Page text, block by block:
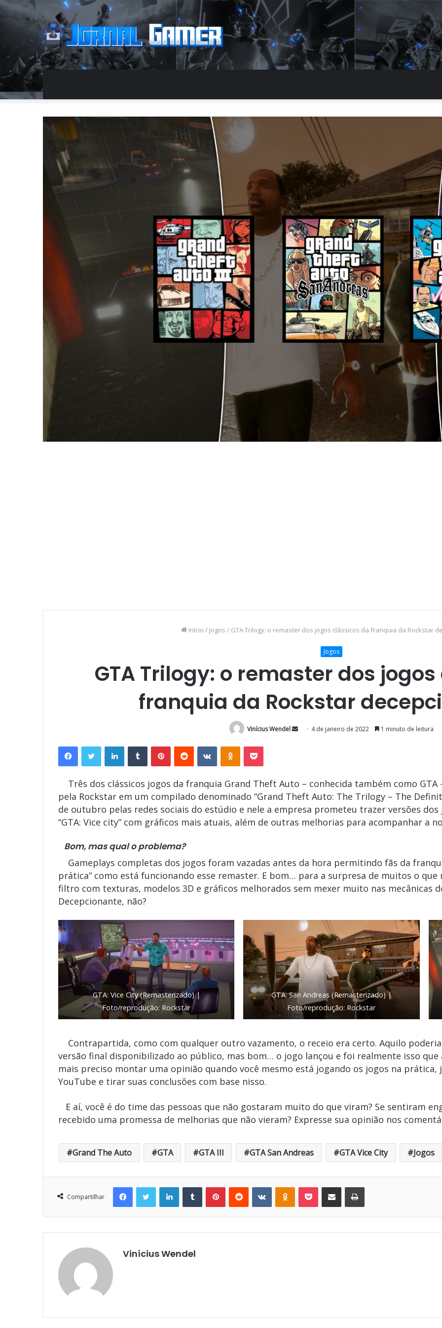
Início / Jogos / GTA Trilogy: o remaster dos jogos clássicos da franquia da Rockstar
Jogos
GTA Trilogy: o remaster dos
franquia da Rockstar
Vinícius Wendel
Mande4 de janeiro de 2022 1 minuto de leitura
FacebookTwitter LinkedinTumblr PinterestReddit VK OK Pocket
Três dos clássicos jogos da franquia Grand Theft Auto – conhecida também como
pela Rockstar em um compilado denominado “Grand Theft Auto: The Trilogy – The
de outubro pelas redes sociais do estúdio e nele a empresa prometeu trazer versões dos
“GTA: Vice city” com gráficos mais atuais, além de outras melhorias para acompanhar a
Bom, mas qual o problema?
Gameplays completas dos jogos foram vazadas antes da hora permitindo fãs da
prática” como está funcionando esse remaster. E bom… para a surpresa de muitos o
filtro com texturas, modelos 3D e gráficos melhorados sem mexer muito nas mecânicas
Decepcionante, não?
GTA: Vice City (Remasterizado) |
Foto/reprodução: Rockstar
GTA: San Andreas (Remasterizado) |
Foto/reprodução: Rockstar
Contrapartida, como com qualquer outro vazamento, o receio era certo. Aquilo
versão final disponibilizado ao público, mas bom… o jogo lançou e foi realmente isso que
mais preciso montar uma opinião quando você mesmo está jogando os jogos na prática,
YouTube e tirar suas conclusões com base nisso.
E aí, você é do time das pessoas que não gostaram muito do que viram? Se sentiram
recebido uma promessa de melhorias que não vieram? Expresse sua opinião nos
Grand The Auto GTA GTA III GTA San Andreas GTA Vice City Jogos
Compartilhar
FacebookTwitter LinkedinTumblr PinterestReddit VK OK Pocket Compartilhar via e-mail Imprimir
Vinícius Wendel